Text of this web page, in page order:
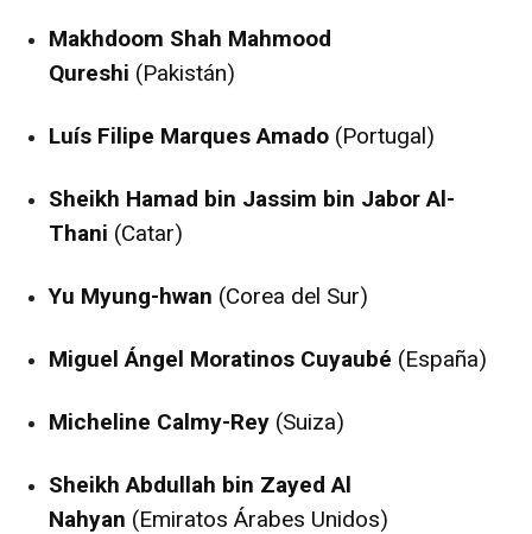
Makhdoom Shah Mahmood
Qureshi (Pakistán)
Luís Filipe Marques Amado (Portugal)
Sheikh Hamad bin Jassim bin Jabor Al-
Thani (Catar)
Yu Myung-hwan (Corea del Sur)
Miguel Ángel Moratinos Cuyaubé (España)
Micheline Calmy-Rey (Suiza)
Sheikh Abdullah bin Zayed Al
Nahyan (Emiratos Árabes Unidos)